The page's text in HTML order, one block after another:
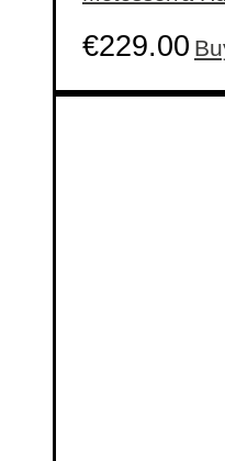
€229.00